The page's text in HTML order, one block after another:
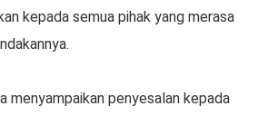
kepada semua pihak yang merasa
menyampaikan penyesalan kepada